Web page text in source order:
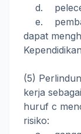
d.
e.
dapat
(5)
kerja
huruf c
risiko: